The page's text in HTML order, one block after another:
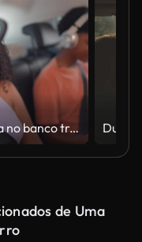
Menina no banco traseiro do passageiro de um carro olhando para a vista
de Uma